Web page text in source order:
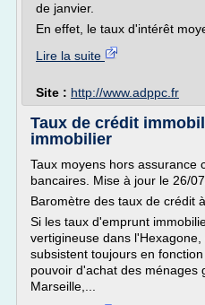
de janvier.
En effet, le taux d'intérêt
Lire la suite
Site : http://www.adppc.fr
Taux de crédit
immobilier
Taux moyens hors assurance
bancaires. Mise à jour le 26/
Baromètre des taux de crédit
Si les taux d'emprunt
vertigineuse dans
subsistent toujours en
pouvoir d'achat des ménages
Marseille,...